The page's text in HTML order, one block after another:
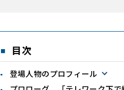
目次
登場人物のプロフィール